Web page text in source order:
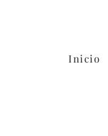
Inicio